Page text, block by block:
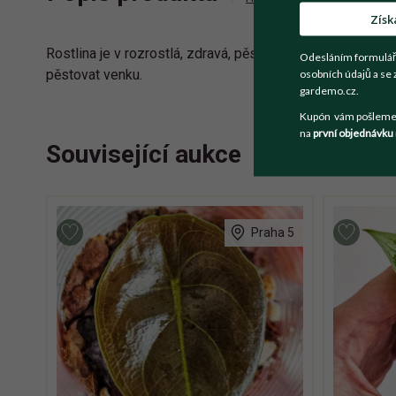
Rostlina je v rozrostlá, zdravá, pěstována v květináči.
pěstovat venku.
Související aukce
Praha 5
Odesláním
osobních údajů a
gardemo.cz.
Kupón vám
na první objednávku